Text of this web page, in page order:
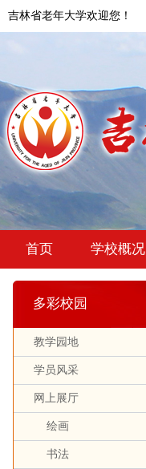
吉林省老年大学欢迎您！
首页 学校概况
多彩校园
教学园地
学员风采
网上展厅
绘画
书法